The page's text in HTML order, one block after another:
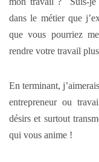
dans le métier que
que vous pourriez
rendre votre travail
En terminant,
entrepreneur ou
désirs et surtout
qui vous anime !